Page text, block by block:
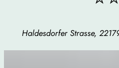
Haldesdorfer Strasse,